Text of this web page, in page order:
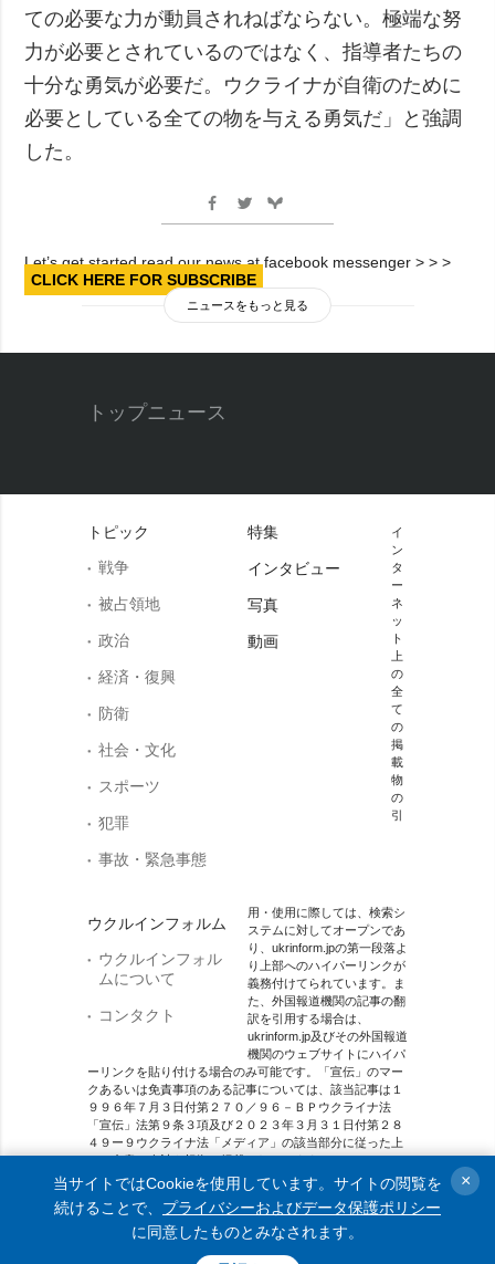
ての必要な力が動員されねばならない。極端な努
力が必要とされているのではなく、指導者たちの
十分な勇気が必要だ。ウクライナが自衛のために
必要としている全ての物を与える勇気だ」と強調
した。
Let’s get started read our news at facebook messenger > > >
CLICK HERE FOR SUBSCRIBE
ニュースをもっと見る
トップニュース
トピック
戦争
被占領地
政治
経済・復興
防衛
社会・文化
スポーツ
犯罪
事故・緊急事態
ウクルインフォルム
ウクルインフォル
ムについて
コンタクト
特集
インタビュー
写真
動画
イ
ン
タ
ー
ネ
ッ
ト
上
の
全
て
の
掲
載
物
の
引
用・使用に際しては、検索シ
ステムに対してオープンであ
り、ukrinform.jpの第一段落よ
り上部へのハイパーリンクが
義務付けてられています。ま
た、外国報道機関の記事の翻
訳を引用する場合は、
ukrinform.jp及びその外国報道
機関のウェブサイトにハイパ
ーリンクを貼り付ける場合のみ可能です。「宣伝」のマー
クあるいは免責事項のある記事については、該当記事は１
９９６年７月３日付第２７０／９６－ＢＰウクライナ法
「宣伝」法第９条３項及び２０２３年３月３１日付第２８
４９ー９ウクライナ法「メディア」の該当部分に従った上
で、合意／会計を根拠に掲載されています。
オンラインメディア主体 メディア識別番号：R40-01421.
© 2015-2026 Ukrinform. All rights reserved.
当サイトではCookieを使用しています。サイトの閲覧を
続けることで、 プライバシーおよびデータ保護ポリシー
に同意したものとみなされます。
×